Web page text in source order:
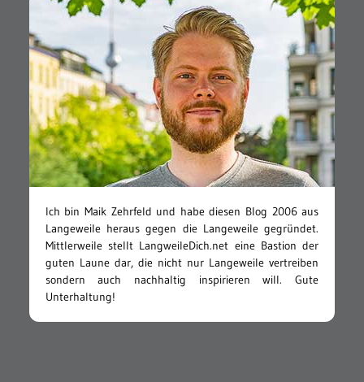
Ich bin Maik Zehrfeld und habe diesen Blog 2006 aus
Langeweile heraus gegen die Langeweile gegründet.
Mittlerweile stellt LangweileDich.net eine Bastion der
guten Laune dar, die nicht nur Langeweile vertreiben
sondern auch nachhaltig inspirieren will. Gute
Unterhaltung!